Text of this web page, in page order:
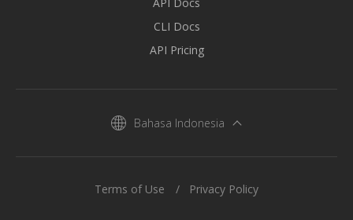
CLI Docs
API Pricing
Bahasa Indonesia
Terms of Use Privacy Policy